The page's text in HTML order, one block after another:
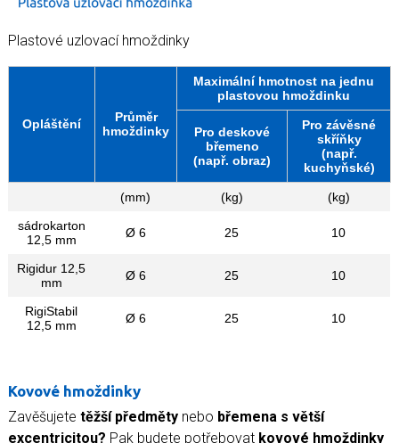
Plastové uzlovací hmoždinky
Opláštění
Průměr
hmoždinky
Maximální hmotnost na jednu
plastovou hmoždinku
Pro deskové
břemeno
(např. obraz)
Pro závěsné
skříňky
(např.
kuchyňské)
(mm) (kg)
(kg)
sádrokarton
12,5 mm
Ø 6 25 10
Rigidur 12,5
mm
Ø 6 25 10
RigiStabil
12,5 mm
Ø 6 25 10
Kovové hmoždinky
Zavěšujete těžší předměty nebo břemena s větší
excentricitou? Pak budete potřebovat kovové hmoždinky